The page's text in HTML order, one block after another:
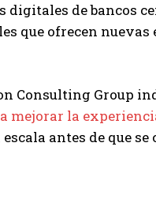
digitales de bancos
que ofrecen nuevas
Consulting Group
mejorar la
antes de que